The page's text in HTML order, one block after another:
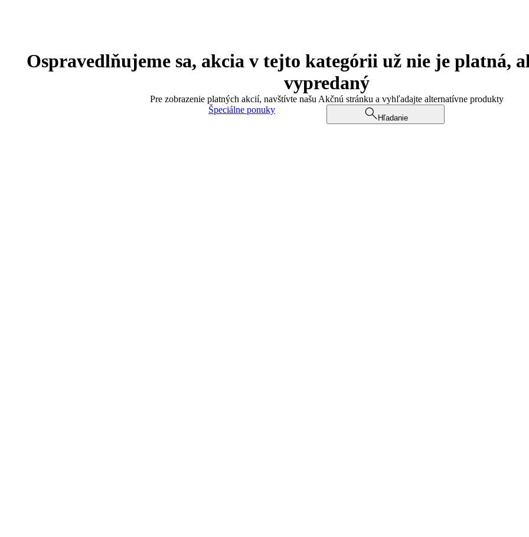
Ospravedlňujeme sa, akcia v tejto kategórii už nie je platná,
vypredaný
Pre zobrazenie platných akcií, navštívte našu Akčnú stránku a vyhľadajte alternatívne produkty
Špeciálne ponuky
Hľadanie